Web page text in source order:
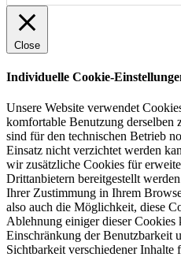
Close
Individuelle Cookie-
Unsere Website verwendet
komfortable Benutzung derselben
sind für den technischen Betrieb
Einsatz nicht verzichtet werden
wir zusätzliche Cookies für
Drittanbietern bereitgestellt
Ihrer Zustimmung in Ihrem
also auch die Möglichkeit, diese
Ablehnung einiger dieser Cookies
Einschränkung der Benutzbarkeit
Sichtbarkeit verschiedener Inhalte